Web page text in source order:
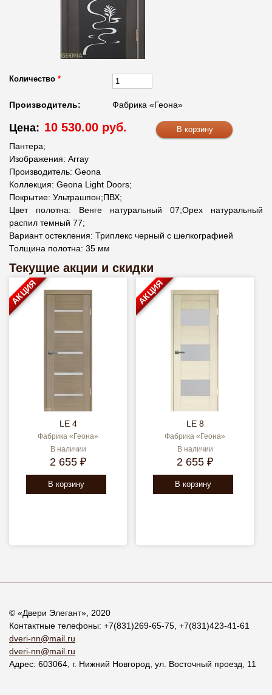
Количество *
Производитель: Фабрика «Геона»
Цена: 10 530.00 руб.
Пантера;
Изображения: Array
Производитель: Geona
Коллекция: Geona Light Doors;
Покрытие: Ультрашпон;ПВХ;
Цвет полотна: Венге натуральный 07;Орех натуральный
распил темный 77;
Вариант остекления: Триплекс черный с шелкографией
Толщина полотна: 35 мм
Текущие акции и скидки
LE 4
Фабрика «Геона»
В наличии
2 655 ₽
В корзину
АКЦИЯ
LE 8
Фабрика «Геона»
В наличии
2 655 ₽
В корзину
АКЦИЯ
© «Двери Элегант», 2020
Контактные телефоны: +7(831)269-65-75 +7(831)423-41-61
dveri-nn@mail.ru
dveri-nn@mail.ru
Адрес: 603064 , г. Нижний Новгород ул. Восточный проезд, 11